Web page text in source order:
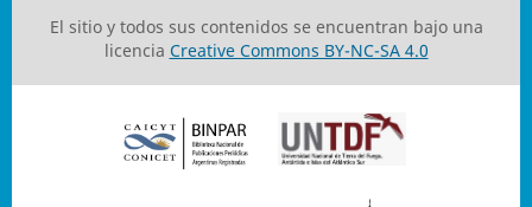
El sitio y todos sus contenidos se encuentran bajo una
licencia Creative Commons BY-NC-SA 4.0